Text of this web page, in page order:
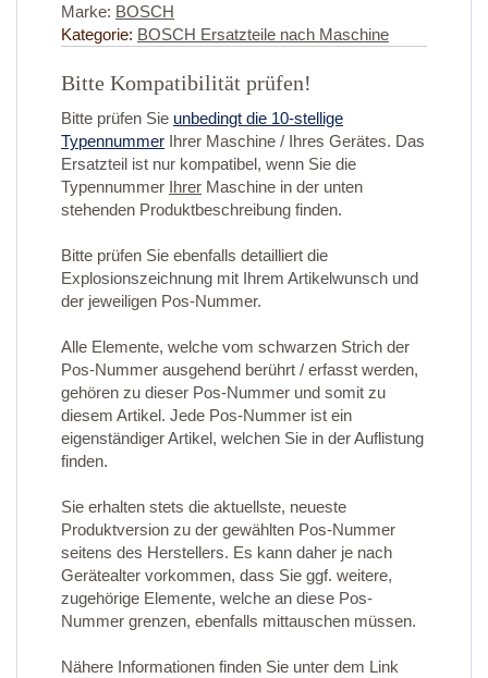
Marke: BOSCH
Kategorie: BOSCH Ersatzteile nach Maschine
Bitte Kompatibilität prüfen!
Bitte prüfen Sie unbedingt die 10-stellige
Typennummer Ihrer Maschine / Ihres Gerätes. Das
Ersatzteil ist nur kompatibel, wenn Sie die
Typennummer Ihrer Maschine in der unten
stehenden Produktbeschreibung finden.
Bitte prüfen Sie ebenfalls detailliert die
Explosionszeichnung mit Ihrem Artikelwunsch und
der jeweiligen Pos-Nummer.
Alle Elemente, welche vom schwarzen Strich der
Pos-Nummer ausgehend berührt / erfasst werden,
gehören zu dieser Pos-Nummer und somit zu
diesem Artikel. Jede Pos-Nummer ist ein
eigenständiger Artikel, welchen Sie in der Auflistung
finden.
Sie erhalten stets die aktuellste, neueste
Produktversion zu der gewählten Pos-Nummer
seitens des Herstellers. Es kann daher je nach
Gerätealter vorkommen, dass Sie ggf. weitere,
zugehörige Elemente, welche an diese Pos-
Nummer grenzen, ebenfalls mittauschen müssen.
Nähere Informationen finden Sie unter dem Link